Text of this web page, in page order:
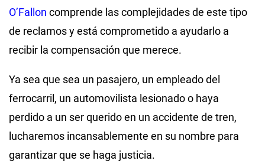
O’Fallon comprende las complejidades de este tipo
de reclamos y está comprometido a ayudarlo a
recibir la compensación que merece.
Ya sea que sea un pasajero, un empleado del
ferrocarril, un automovilista lesionado o haya
perdido a un ser querido en un accidente de tren,
lucharemos incansablemente en su nombre para
garantizar que se haga justicia.